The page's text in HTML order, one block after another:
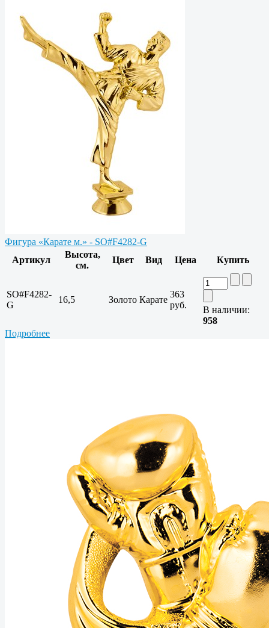
Фигура «Карате м.» - SO#F4282-G
Артикул
Высота,
см.
Цвет Вид Цена Купить
SO#F4282-
G
16,5 Золото Карате
363
руб.
В наличии:
958
Подробнее